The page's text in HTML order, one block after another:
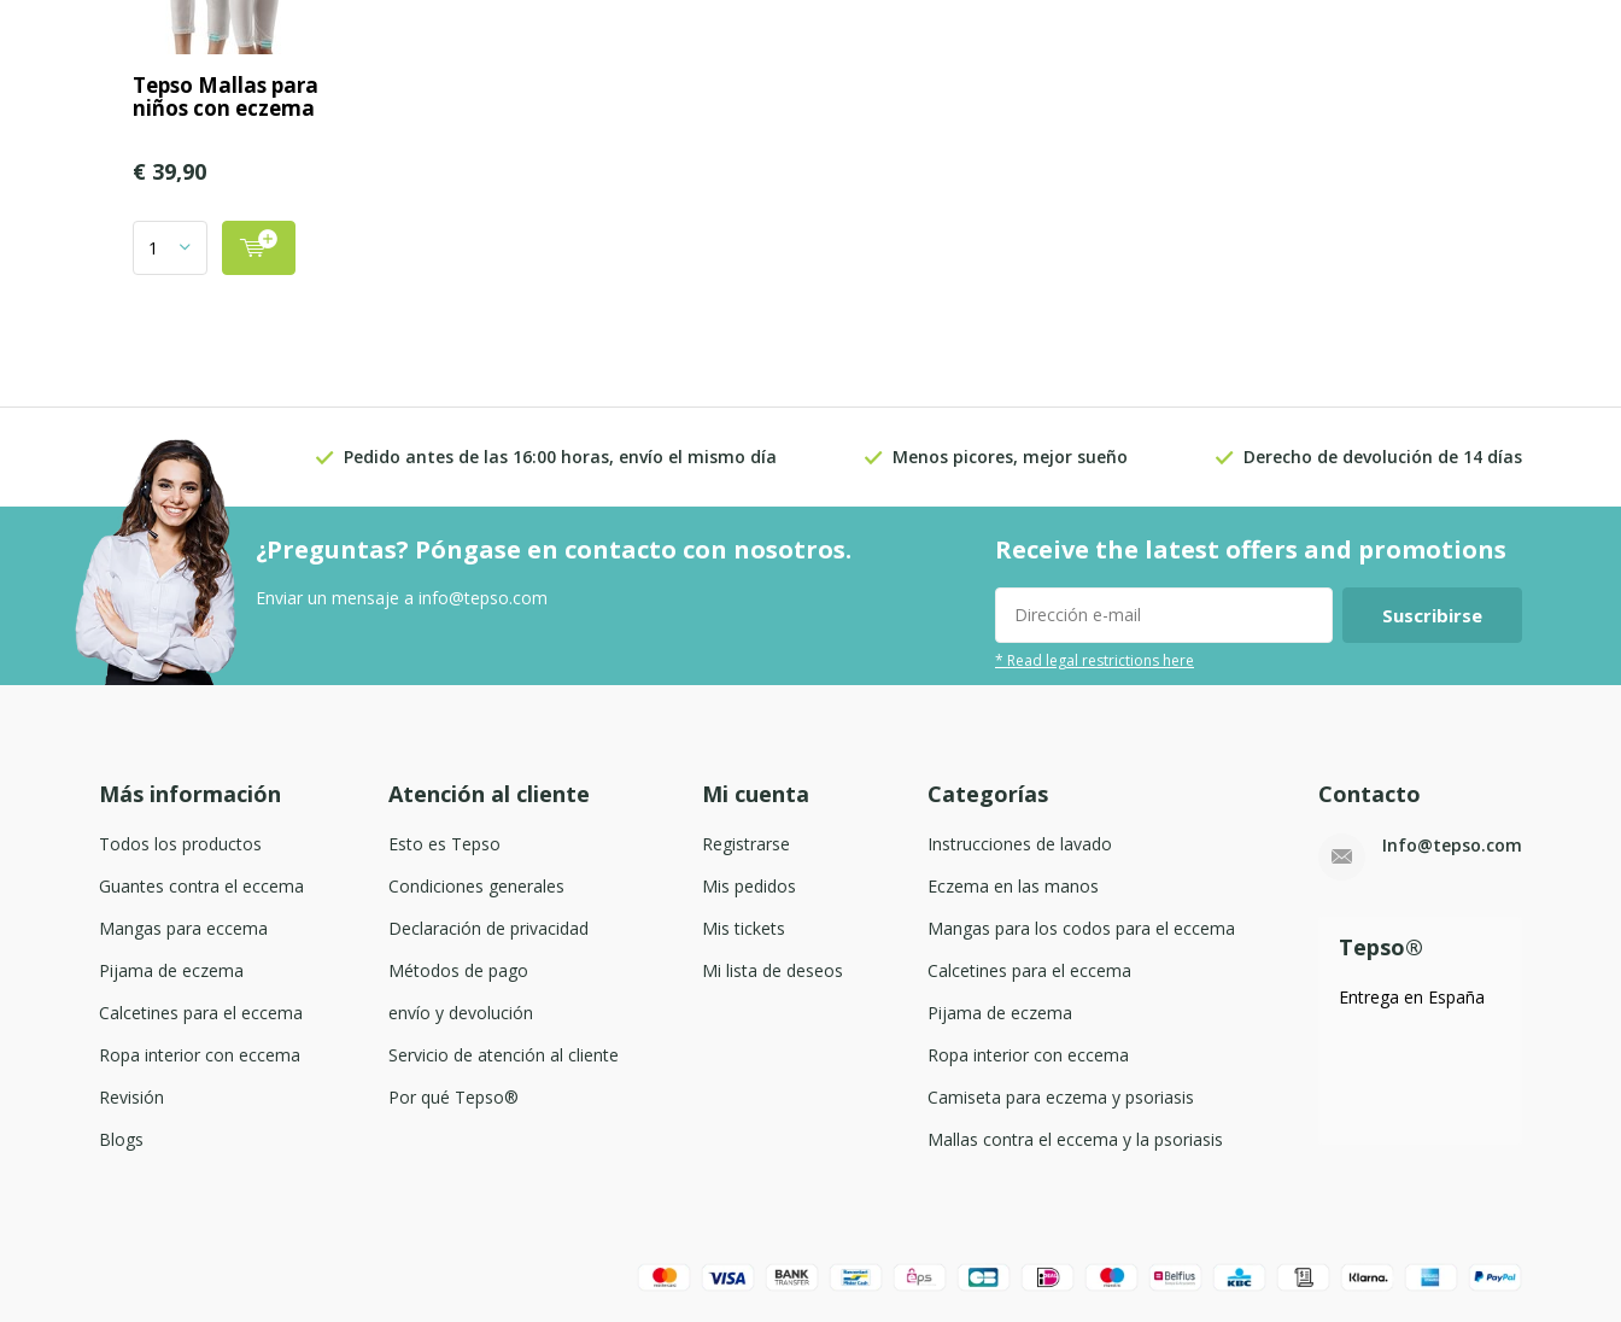
Tepso Mallas para
niños con eczema
€ 39,90
Pedido antes de las 16:00 horas, envío el mismo día Menos picores, mejor sueño Derecho de devolución de 14 días
¿Preguntas? Póngase en contacto con nosotros.
Enviar un mensaje a info@tepso.com
Receive the latest offers and promotions
Suscribirse
* Read legal restrictions here
Más información
Todos los productos
Guantes contra el eccema
Mangas para eccema
Pijama de eczema
Calcetines para el eccema
Ropa interior con eccema
Revisión
Blogs
Atención al cliente
Esto es Tepso
Condiciones generales
Declaración de privacidad
Métodos de pago
envío y devolución
Servicio de atención al cliente
Por qué Tepso®
Mi cuenta
Registrarse
Mis pedidos
Mis tickets
Mi lista de deseos
Categorías
Instrucciones de lavado
Eczema en las manos
Mangas para los codos para el eccema
Calcetines para el eccema
Pijama de eczema
Ropa interior con eccema
Camiseta para eczema y psoriasis
Mallas contra el eccema y la psoriasis
Contacto
Info@tepso.com
Tepso®
Entrega en España